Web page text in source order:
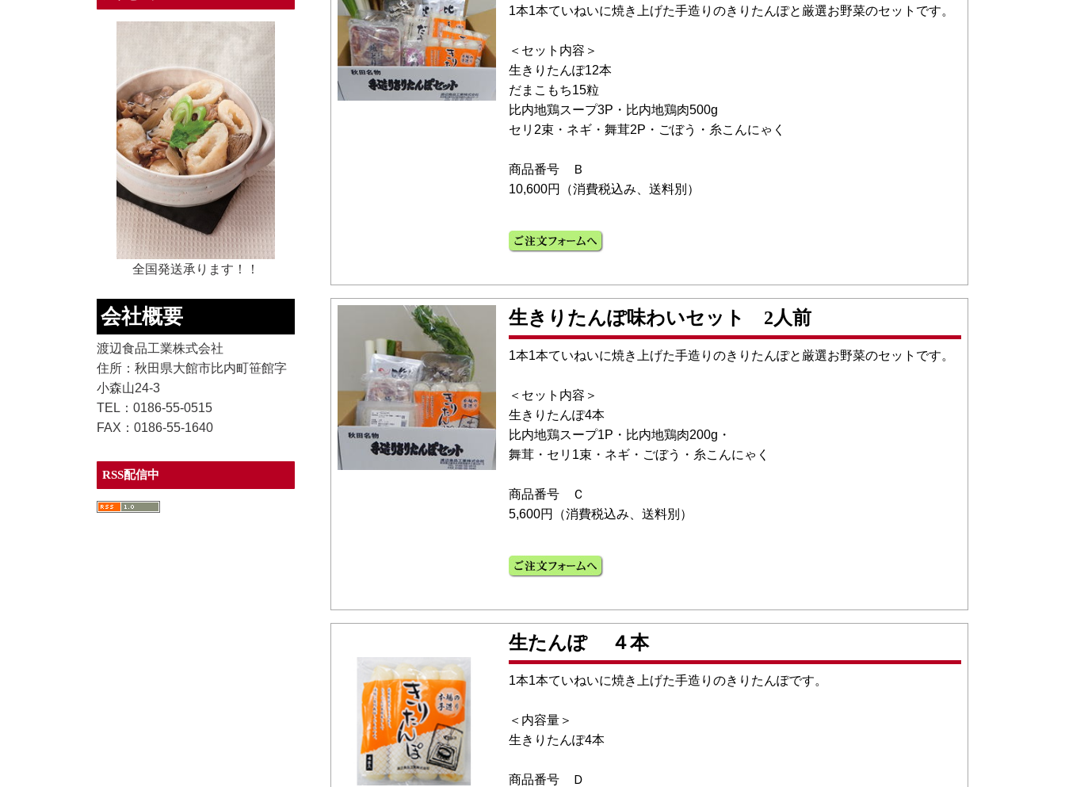
全国発送承ります！！
会社概要
渡辺食品工業株式会社
住所：秋田県大館市比内町笹館字
小森山24-3
TEL：0186-55-0515
FAX：0186-55-1640
RSS配信中
1本1本ていねいに焼き上げた手造りのきりたんぽと厳選お野菜のセットです。
＜セット内容＞
生きりたんぽ12本
だまこもち15粒
比内地鶏スープ3P・比内地鶏肉500g
セリ2束・ネギ・舞茸2P・ごぼう・糸こんにゃく
商品番号 Ｂ
10,600円（消費税込み、送料別）
生きりたんぽ味わいセット 2人前
1本1本ていねいに焼き上げた手造りのきりたんぽと厳選お野菜のセットです。
＜セット内容＞
生きりたんぽ4本
比内地鶏スープ1P・比内地鶏肉200g・
舞茸・セリ1束・ネギ・ごぼう・糸こんにゃく
商品番号 Ｃ
5,600円（消費税込み、送料別）
生たんぽ ４本
1本1本ていねいに焼き上げた手造りのきりたんぽです。
＜内容量＞
生きりたんぽ4本
商品番号 Ｄ